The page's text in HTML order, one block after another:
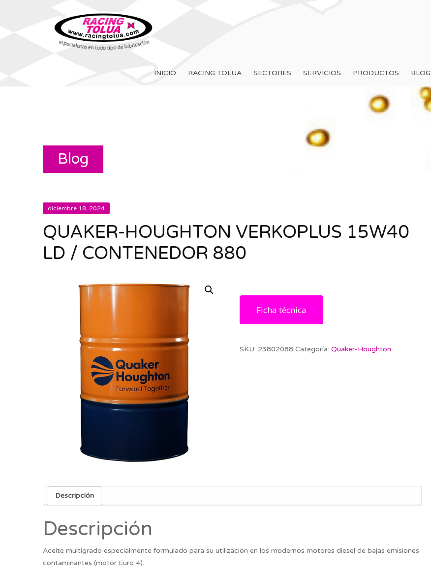
INICIO RACING TOLUA SECTORES SERVICIOS PRODUCTOS BLOG
Blog
diciembre 18, 2024
QUAKER-HOUGHTON VERKOPLUS 15W40
LD / CONTENEDOR 880
Ficha técnica
SKU: 23802088 Categoría:Quaker-Houghton
Descripción
Descripción
Aceite multigrado especialmente formulado para su utilización en los modernos motores diesel de bajas emisiones
contaminantes (motor Euro 4).